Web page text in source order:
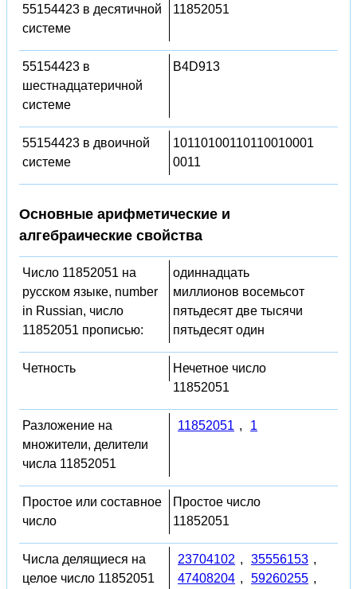
55154423 в десятичной
системе
11852051
55154423 в
шестнадцатеричной
системе
B4D913
55154423 в двоичной
системе
10110100110110010001
0011
Основные арифметические и
алгебраические свойства
Число 11852051 на
русском языке, number
in Russian, число
11852051 прописью:
одиннадцать
миллионов восемьсот
пятьдесят две тысячи
пятьдесят один
Четность
Нечетное число
11852051
Разложение на
множители, делители
числа 11852051
11852051 , 1
Простое или составное
число
Простое число
11852051
Числа делящиеся на
целое число 11852051
23704102 , 35556153 ,
47408204 , 59260255 ,